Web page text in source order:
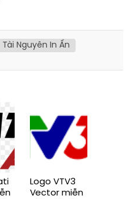
Tài Nguyên In Ấn
Logo VTV3
Vector miễn